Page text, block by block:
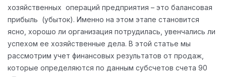
хозяйственных операций предприятия – это балансовая
прибыль (убыток). Именно на этом этапе становится
ясно, хорошо ли организация потрудилась, увенчались ли
успехом ее хозяйственные дела. В этой статье мы
рассмотрим учет финансовых результатов от продаж,
которые определяются по данным субсчетов счета 90